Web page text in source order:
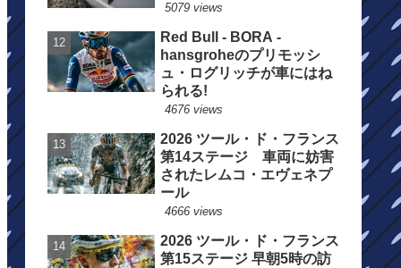
5079 views
Red Bull - BORA -
hansgroheのプリモッシ
ュ・ログリッチが車にはね
られる!
4676 views
2026 ツール・ド・フランス
第14ステージ 車両に妨害
されたレムコ・エヴェネプ
ール
4666 views
2026 ツール・ド・フランス
第15ステージ 早朝5時の訪